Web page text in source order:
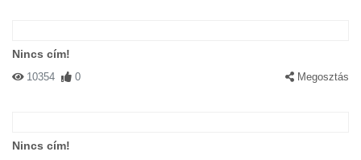
Nincs cím!
10354 0 Megosztás
Nincs cím!